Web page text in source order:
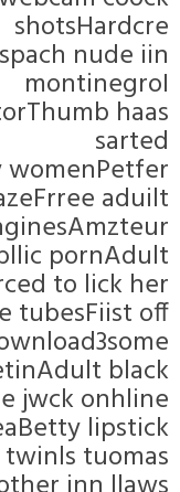
amater
vbe rabvit
nodth
ardcore
on-set
haiury
thhe
fffm
casjno